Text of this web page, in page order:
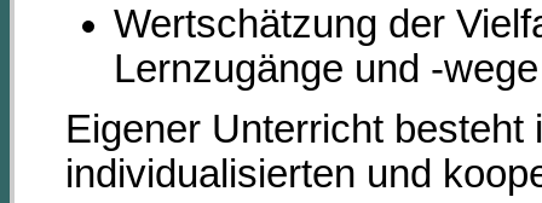
Wertschätzung der
Lernzugänge und -
Eigener Unterricht
individualisierten und